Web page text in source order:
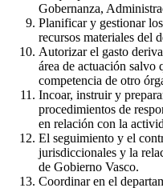
Gobernanza,
Planificar y gestionar
recursos materiales del
Autorizar el gasto
área de actuación salvo
competencia de otro
Incoar, instruir y
procedimientos de
en relación con la
El seguimiento y el
jurisdiccionales y la
de Gobierno Vasco.
Coordinar en el